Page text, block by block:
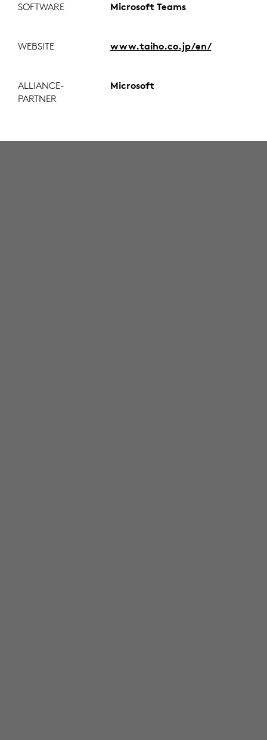
SOFTWARE Microsoft Teams
WEBSITE www.taiho.co.jp/en/
ALLIANCE-
PARTNER
Microsoft